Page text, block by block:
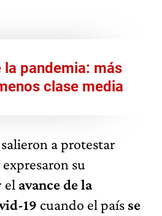
la pandemia: más
clase media
a protestar
expresaron su
el avance de la
19 cuando el país se